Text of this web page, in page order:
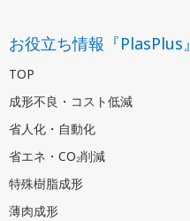
お役立ち情報『PlasPlus』
TOP
成形不良・コスト低減
省人化・自動化
省エネ・CO₂削減
特殊樹脂成形
薄肉成形